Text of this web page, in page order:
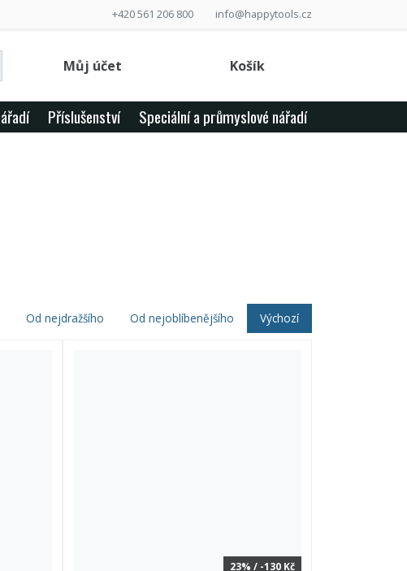
+420 561 206 800 info@happytools.cz
Můj účet Košík
Příslušenství Speciální a průmyslové nářadí
Od nejdražšího Od nejoblíbenějšího Výchozí
23% / -130 Kč